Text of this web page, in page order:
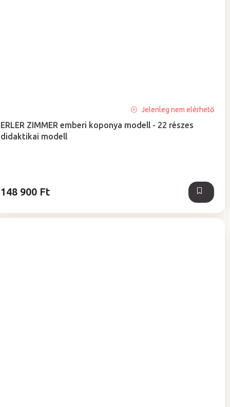
ERLER ZIMMER emberi koponya modell - 22 részes
didaktikai modell
átlagos
értékelése
Jelenleg nem elérhető
148 900 Ft